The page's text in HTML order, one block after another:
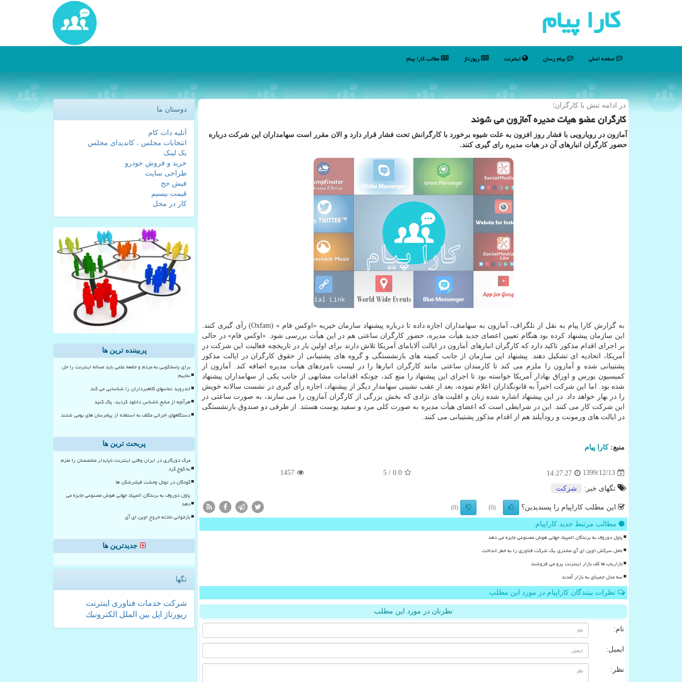
كارا پیام
صفحه اصلی پیام رسان اینترنت رپورتاژ مطالب كارا پیام
در ادامه تنش با كارگران؛
كارگران عضو هیات مدیره آمازون می شوند
آمازون در رویارویی با فشار روز افزون به علت شیوه برخورد با کارگرانش تحت فشار قرار دارد و الان مقرر است سهامداران این شرکت درباره
حضور کارگران انبارهای آن در هیات مدیره رای گیری کنند.
به گزارش کارا پیام به نقل از تلگراف، آمازون به سهامداران اجازه داده تا درباره پیشنهاد سازمان خیریه «اوکس فام » (Oxfam) رأی گیری کنند.
این سازمان پیشنهاد کرده بود هنگام تعیین اعضای جدید هیأت مدیره، حضور کارگران ساعتی هم در این هیأت بررسی شود. «اوکس فام» در حالی
بر اجرای اقدام مذکور تاکید دارد که کارگران انبارهای آمازون در ایالت آلابامای آمریکا تلاش دارند برای اولین بار در تاریخچه فعالیت این شرکت در
آمریکا، اتحادیه ای تشکیل دهند. پیشنهاد این سازمان از جانب کمیته های بازنشستگی و گروه های پشتیبانی از حقوق کارگران در ایالت مذکور
پشتیبانی شده و آمازون را ملزم می کند تا کارمندان ساعتی مانند کارگران انبارها را در لیست نامزدهای هیأت مدیره اضافه کند. آمازون از
کمیسیون بورس و اوراق بهادار آمریکا خواسته بود تا اجرای این پیشنهاد را منع کند، چونکه اقدامات مشابهی از جانب یکی از سهامداران پیشنهاد
شده بود. اما این شرکت اخیراً به قانونگذاران اعلام نموده، بعد از عقب نشینی سهامدار دیگر از پیشنهاد، اجازه رأی گیری در نشست سالانه خویش
را در بهار خواهد داد. در این پیشنهاد اشاره شده زنان و اقلیت های نژادی که بخش بزرگی از کارگران آمازون را می سازند، به صورت ساعتی در
این شرکت کار می کنند. این در شرایطی است که اعضای هیأت مدیره به صورت کلی مرد و سفید پوست هستند. از طرفی دو صندوق بازنشستگی
در ایالت های ورمونت و رودآیلند هم از اقدام مذکور پشتیبانی می کنند.
منبع:كارا پیام
1399/12/13
14:27:27
0.0
/ 5
1457
تگهای خبر: شركت
این مطلب کاراپیام را پسندیدین؟ (0)
(0)
مطالب مرتبط جدید کاراپیام
پاول دوروف به برندگان المپیاد جهانی هوش مصنوعی جایزه می دهد
عامل سرکش اوپن ای آی مشتری یک شرکت فناوری را به خطر انداخت
بازاریاب ها کف بازار اینترنت پرو می فروشند
سه مدل جمینای به بازار آمدند
نظرات بینندگان کاراپیام در مورد این مطلب
نظرتان در مورد این مطلب
نام:
ایمیل:
نظر:
دوستان ما
آتلیه دات کام
انتخابات مجلس ، کاندیدای مجلس
بک لینک
خرید و فروش خودرو
طراحی سایت
فیش حج
قیمت بیسیم
کار در محل
پربیننده ترین ها
برای پاسخگویی به مردم و جامعه علمی باید مساله اینترنت را حل
نماییم
اندروید تماسهای کلاهبرداران را شناسایی می کند
هرآنچه از منابع ناشناس دانلود کردید، پاک کنید
دستگاههای اجرائی مکلف به استفاده از پیامرسان های بومی شدند
پربحث ترین ها
مرگ دورکاری در ایران وقتی اینترنت ناپایدار متخصصان را ملزم
به کوچ کرد
کودکان در تونل وحشت فیلترشکن ها
پاول دوروف به برندگان المپیاد جهانی هوش مصنوعی جایزه می
دهد
بازخوانی حادثه خروج اوپن ای آی
جدیدترین ها
تگها
شركت خدمات فناوری اینترنت
رپورتاژ
اپل بین الملل الكترونیك